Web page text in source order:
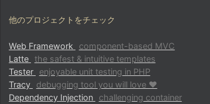
他のプロジェクトをチェック
Web Framework
component-based MVC
Latte the safest & intuitive templates
Tester
enjoyable unit testing in PHP
Tracy
debugging tool you will love ♥
Dependency Injection
challenging container